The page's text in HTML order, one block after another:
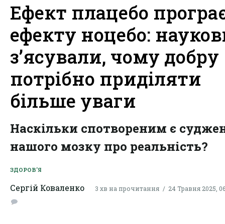
Ефект плацебо
ефекту ноцебо:
з’ясували, чому добру
потрібно приділяти
більше уваги
Наскільки спотвореним є
нашого мозку про реальність?
ЗДОРОВ'Я
Сергій Коваленко 3 хв на прочитання 24 Травня 2025,